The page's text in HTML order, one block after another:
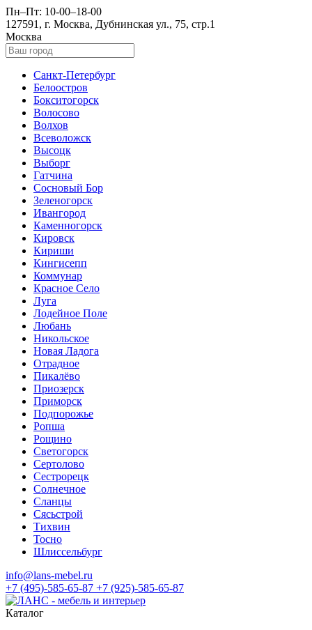
Пн–Пт: 10-00–18-00
127591, г. Москва, Дубнинская ул., 75, стр.1
Москва
Санкт-Петербург
Белоостров
Бокситогорск
Волосово
Волхов
Всеволожск
Высоцк
Выборг
Гатчина
Сосновый Бор
Зеленогорск
Ивангород
Каменногорск
Кировск
Кириши
Кингисепп
Коммунар
Красное Село
Луга
Лодейное Поле
Любань
Никольское
Новая Ладога
Отрадное
Пикалёво
Приозерск
Приморск
Подпорожье
Ропша
Рощино
Светогорск
Сертолово
Сестрорецк
Солнечное
Сланцы
Сясьстрой
Тихвин
Тосно
Шлиссельбург
info@lans-mebel.ru
+7 (495)-585-65-87 +7 (925)-585-65-87
Каталог